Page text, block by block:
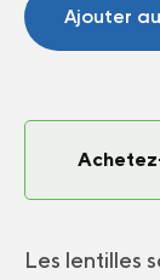
Ajouter
Les lentilles